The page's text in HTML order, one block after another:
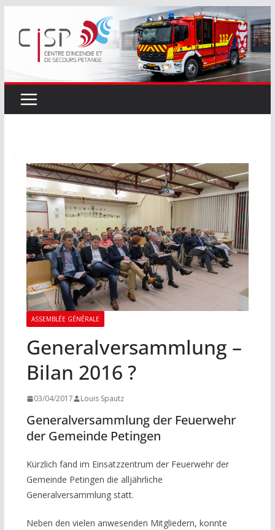
contenu
ASSEMBLÉE GÉNÉRALE
Generalversammlung –
Bilan 2016 ?
03/04/2017 Louis Spautz
Generalversammlung der Feuerwehr
der Gemeinde Petingen
Kürzlich fand im Einsatzzentrum der Feuerwehr der
Gemeinde Petingen die alljährliche
Generalversammlung statt.
Neben den vielen anwesenden Mitgliedern, konnte